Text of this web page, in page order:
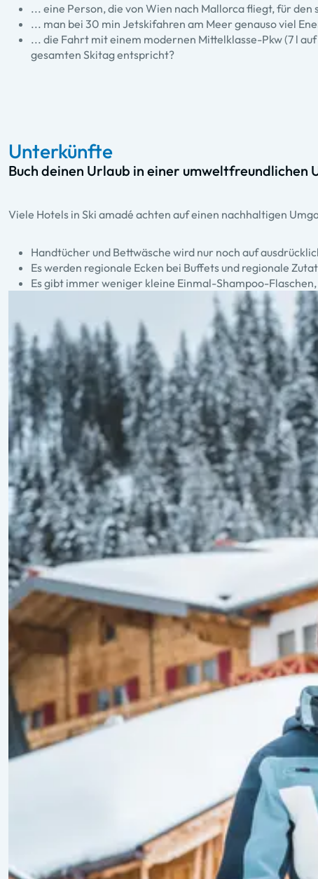
... eine Person, die von Wien nach Mallorca fliegt, für
... man bei 30 min Jetskifahren am Meer genauso viel
... die Fahrt mit einem modernen Mittelklasse-Pkw (7 l
gesamten Skitag entspricht?
Unterkünfte
Buch deinen Urlaub in einer umweltfreundlichen
Viele Hotels in Ski amadé achten auf einen nachhaltigen
Handtücher und Bettwäsche wird nur noch auf
Es werden regionale Ecken bei Buffets und regionale
Es gibt immer weniger kleine Einmal-Shampoo-